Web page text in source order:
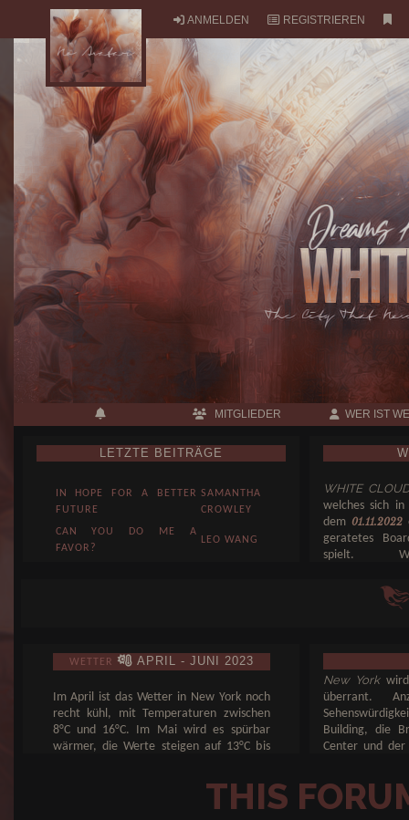
ANMELDEN REGISTRIEREN
MITGLIEDER WER IST
LETZTE BEITRÄGE
IN HOPE FOR A BETTER
FUTURE
SAMANTHA
CROWLEY
CAN YOU DO ME A
FAVOR?
LEO WANG
WHITELIST
MCDOUGALL
WHITE
welches sich
dem 01.11.2022
geratetes
spielt.
einen Post pro
WETTER APRIL - JUNI 2023
Im April ist das Wetter in New York noch
recht kühl, mit Temperaturen zwischen
8°C und 16°C. Im Mai wird es spürbar
wärmer, die Werte steigen auf 13°C bis
18°C und 27°C liegen. Ideal, um die Stadt
New Yorkwird
überrant.
Building, die
Center und
New Yorkern
Geheimtipps
THIS